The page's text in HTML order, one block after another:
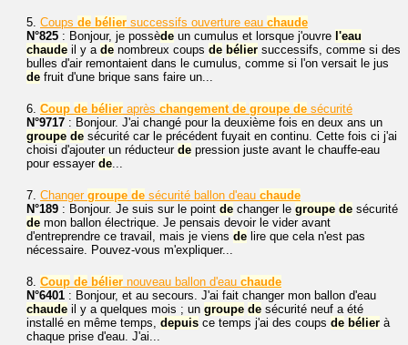
5. Coups de bélier successifs ouverture eau chaude
N°825 : Bonjour, je possède un cumulus et lorsque j'ouvre l'eau
chaude il y a de nombreux coups de bélier successifs, comme si des
bulles d'air remontaient dans le cumulus, comme si l'on versait le jus
de fruit d'une brique sans faire un...
6. Coup de bélier après changement de groupe de sécurité
N°9717 : Bonjour. J'ai changé pour la deuxième fois en deux ans un
groupe de sécurité car le précédent fuyait en continu. Cette fois ci j'ai
choisi d'ajouter un réducteur de pression juste avant le chauffe-eau
pour essayer de...
7. Changer groupe de sécurité ballon d'eau chaude
N°189 : Bonjour. Je suis sur le point de changer le groupe de sécurité
de mon ballon électrique. Je pensais devoir le vider avant
d'entreprendre ce travail, mais je viens de lire que cela n'est pas
nécessaire. Pouvez-vous m'expliquer...
8. Coup de bélier nouveau ballon d'eau chaude
N°6401 : Bonjour, et au secours. J'ai fait changer mon ballon d'eau
chaude il y a quelques mois ; un groupe de sécurité neuf a été
installé en même temps, depuis ce temps j'ai des coups de bélier à
chaque prise d'eau. J'ai...